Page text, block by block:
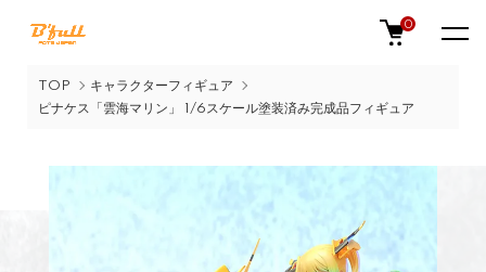
0
TOP
キャラクターフィギュア
ピナケス「雲海マリン」 1/6スケール塗装済み完成品フィギュア